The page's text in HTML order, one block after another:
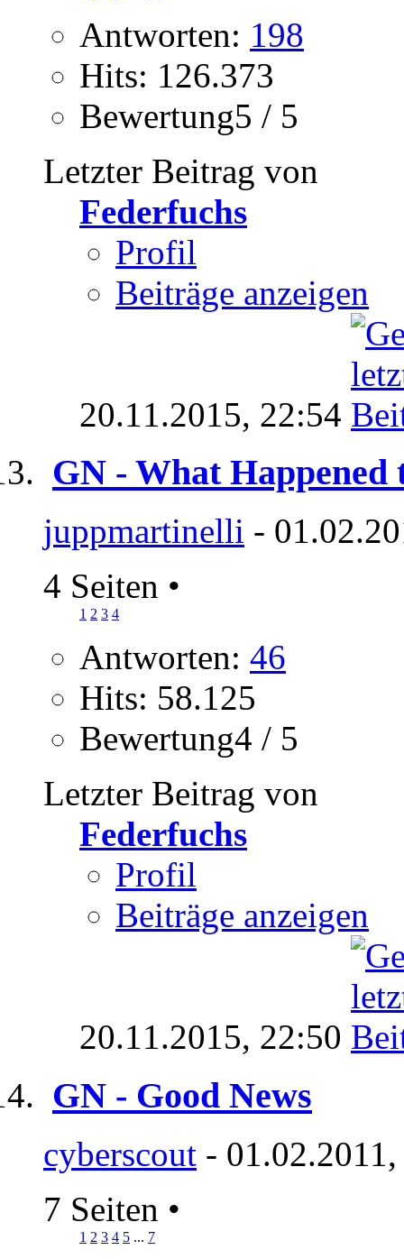
Antworten: 198
Hits: 126.373
Bewertung5 / 5
Letzter Beitrag von
Federfuchs
Profil
Beiträge anzeigen
20.11.2015, 22:54
GN - What Happened
juppmartinelli -
4 Seiten •
1 2 3 4
Antworten: 46
Hits: 58.125
Bewertung4 / 5
Letzter Beitrag von
Federfuchs
Profil
Beiträge anzeigen
20.11.2015, 22:50
GN - Good News
cyberscout -
7 Seiten •
1 2 3 4 5 ... 7